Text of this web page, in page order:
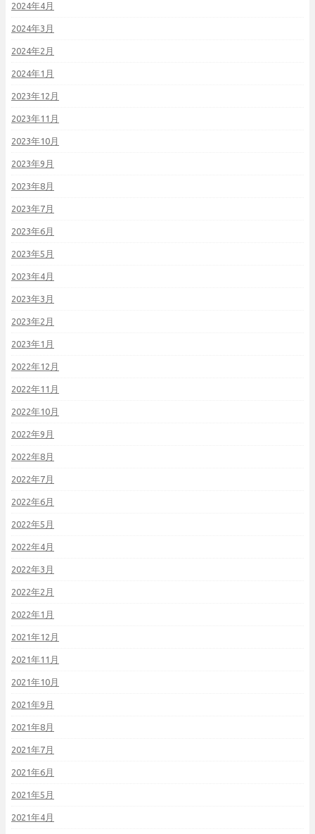
2024年4月
2024年3月
2024年2月
2024年1月
2023年12月
2023年11月
2023年10月
2023年9月
2023年8月
2023年7月
2023年6月
2023年5月
2023年4月
2023年3月
2023年2月
2023年1月
2022年12月
2022年11月
2022年10月
2022年9月
2022年8月
2022年7月
2022年6月
2022年5月
2022年4月
2022年3月
2022年2月
2022年1月
2021年12月
2021年11月
2021年10月
2021年9月
2021年8月
2021年7月
2021年6月
2021年5月
2021年4月